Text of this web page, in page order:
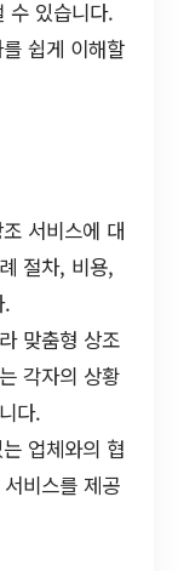
수 있습니다.
쉽게 이해할
서비스에 대
절차, 비용,
.
맞춤형 상조
각자의 상황
다.
업체와의 협
비스를 제공